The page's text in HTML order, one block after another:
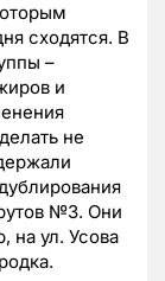
сходятся. В
–
и
не
№3. Они
на ул. Усова